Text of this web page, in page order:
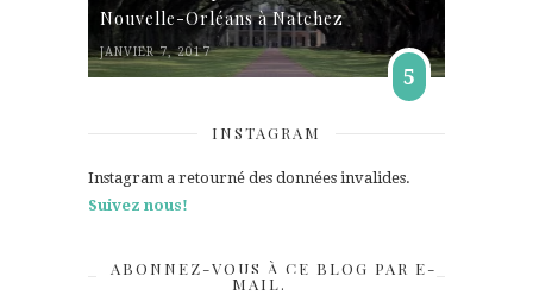
Nouvelle-Orléans à Natchez
JANVIER 7, 2017
5
INSTAGRAM
Instagram a retourné des données invalides.
Suivez nous!
ABONNEZ-VOUS À CE BLOG PAR E-
MAIL.